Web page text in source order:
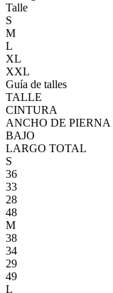
Talle
S
M
L
XL
XXL
Guía de talles
TALLE
CINTURA
ANCHO DE PIERNA
BAJO
LARGO TOTAL
S
36
33
28
48
M
38
34
29
49
L